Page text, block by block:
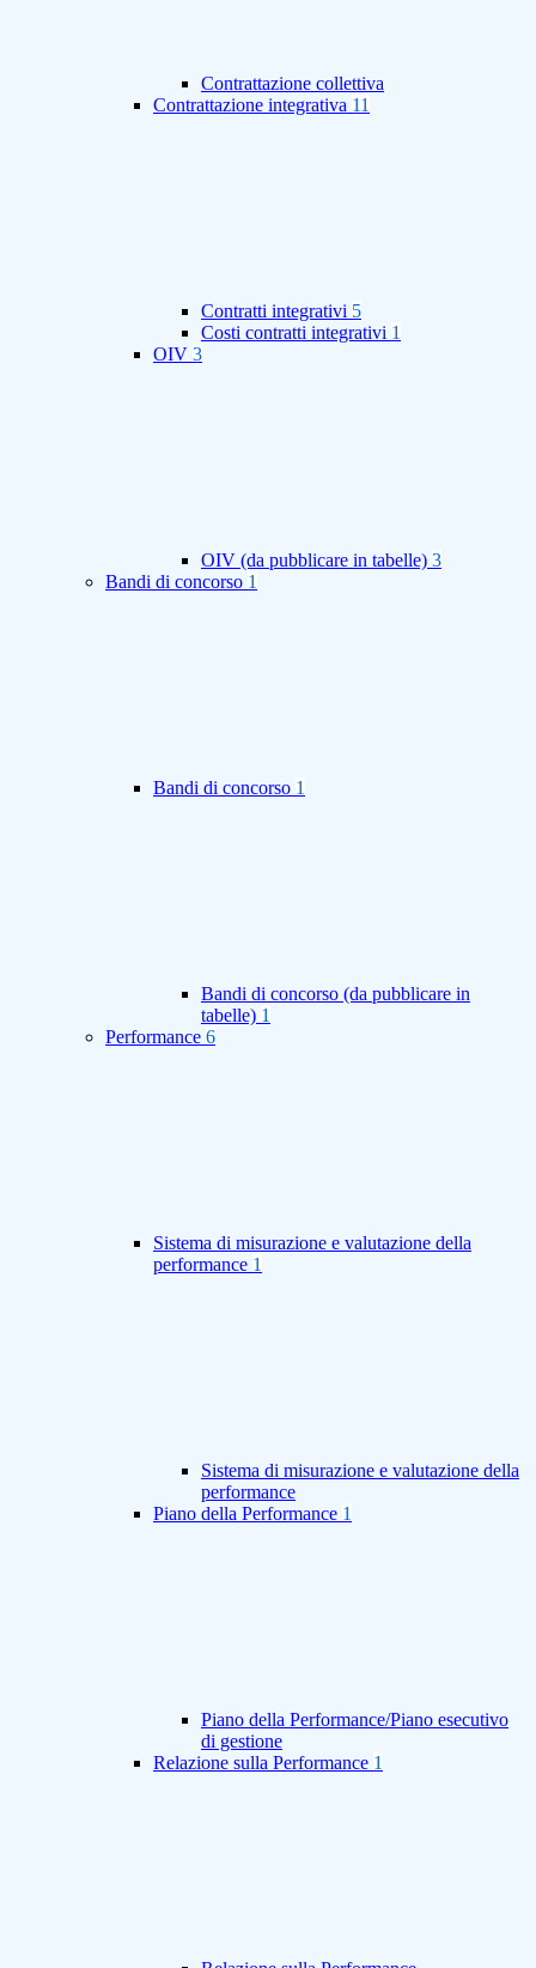
Contrattazione collettiva
Contrattazione integrativa 11
Contratti integrativi 5
Costi contratti integrativi 1
OIV 3
OIV (da pubblicare in tabelle) 3
Bandi di concorso 1
Bandi di concorso 1
Bandi di concorso (da pubblicare in
tabelle) 1
Performance 6
Sistema di misurazione e valutazione della
performance 1
Sistema di misurazione e valutazione della
performance
Piano della Performance 1
Piano della Performance/Piano esecutivo
di gestione
Relazione sulla Performance 1